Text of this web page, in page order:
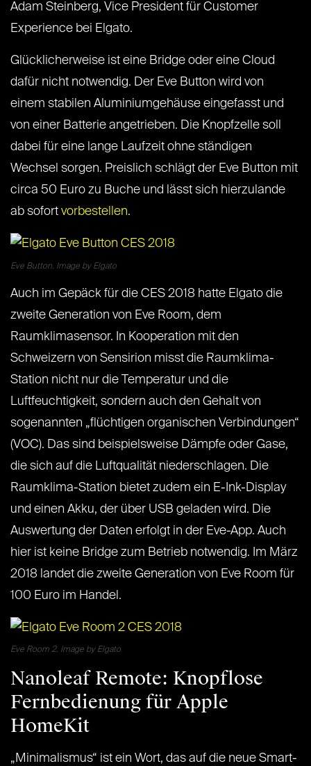
Adam Steinberg, Vice President für Customer
Experience bei Elgato.
Glücklicherweise ist eine Bridge oder eine Cloud
dafür nicht notwendig. Der Eve Button wird von
einem stabilen Aluminiumgehäuse eingefasst und
von einer Batterie angetrieben. Die Knopfzelle soll
dabei für eine lange Laufzeit ohne ständigen
Wechsel sorgen. Preislich schlägt der Eve Button mit
circa 50 Euro zu Buche und lässt sich hierzulande
ab sofort vorbestellen.
Eve Button. Image by Elgato
Auch im Gepäck für die CES 2018 hatte Elgato die
zweite Generation von Eve Room, dem
Raumklimasensor. In Kooperation mit den
Schweizern von Sensirion misst die Raumklima-
Station nicht nur die Temperatur und die
Luftfeuchtigkeit, sondern auch den Gehalt von
sogenannten „flüchtigen organischen Verbindungen“
(VOC). Das sind beispielsweise Dämpfe oder Gase,
die sich auf die Luftqualität niederschlagen. Die
Raumklima-Station bietet zudem ein E-Ink-Display
und einen Akku, der über USB geladen wird. Die
Auswertung der Daten erfolgt in der Eve-App. Auch
hier ist keine Bridge zum Betrieb notwendig. Im März
2018 landet die zweite Generation von Eve Room für
100 Euro im Handel.
Eve Room 2. Image by Elgato
Nanoleaf Remote: Knopflose
Fernbedienung für Apple
HomeKit
„Minimalismus“ ist ein Wort, das auf die neue Smart-